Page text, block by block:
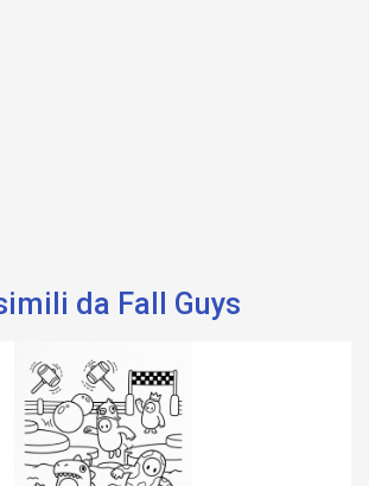
da Fall Guys